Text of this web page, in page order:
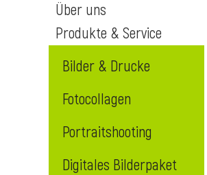
Über uns
Produkte & Service
Bilder & Drucke
Fotocollagen
Portraitshooting
Digitales Bilderpaket